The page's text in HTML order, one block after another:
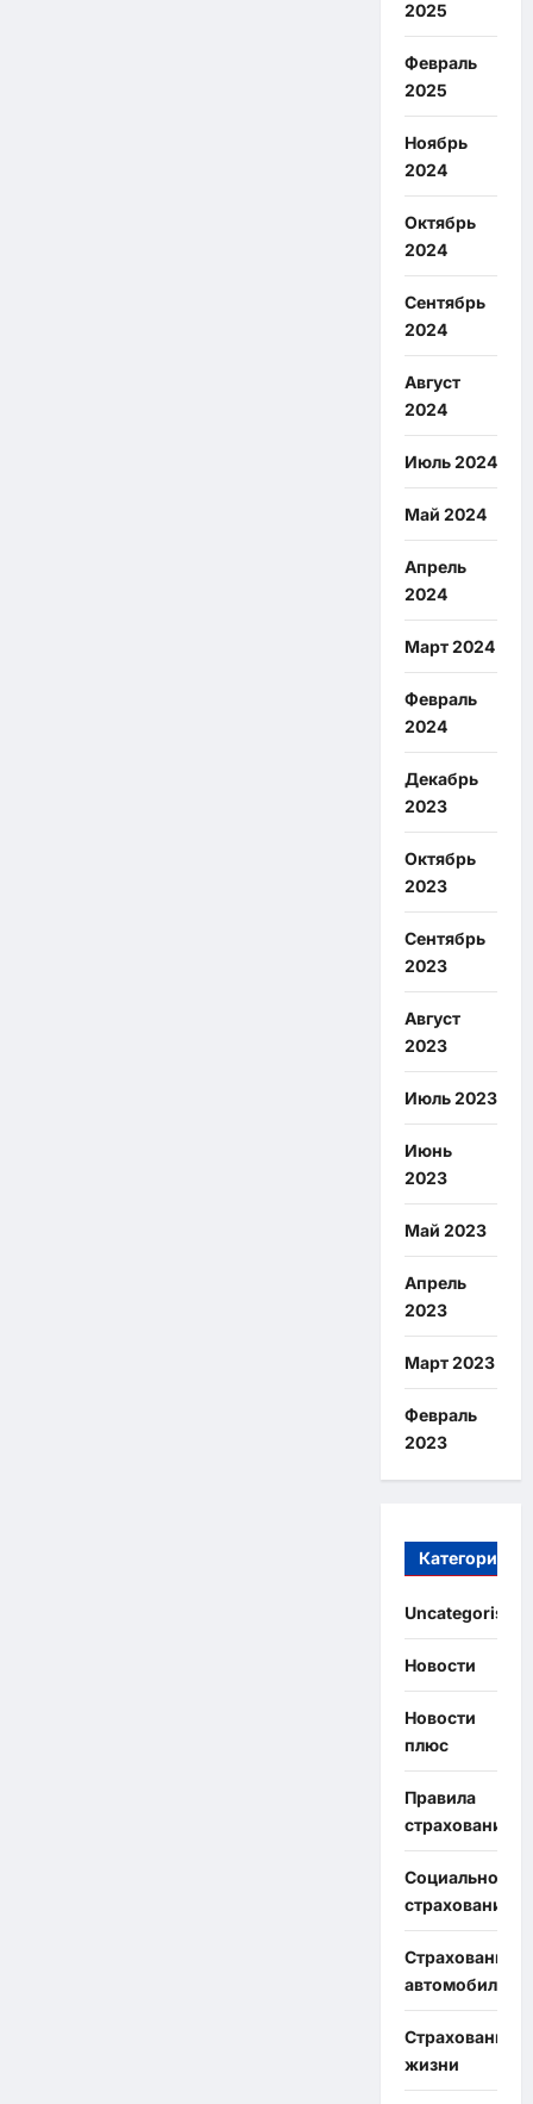
2025
Февраль
2025
Ноябрь
2024
Октябрь
2024
Сентябрь
2024
Август
2024
Июль 2024
Май 2024
Апрель
2024
Март 2024
Февраль
2024
Декабрь
2023
Октябрь
2023
Сентябрь
2023
Август
2023
Июль 2023
Июнь
2023
Май 2023
Апрель
2023
Март 2023
Февраль
2023
Категории
Uncategorised
Новости
Новости
плюс
Правила
страхования
Социальное
страхование
Страхование
автомобиля
Страхование
жизни